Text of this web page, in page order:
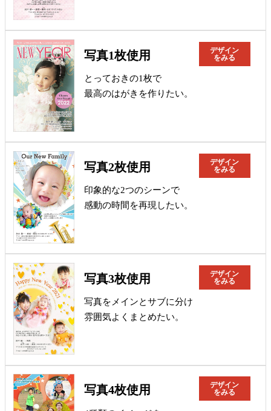
写真1枚使用
デザイン
をみる
とっておきの1枚で
最高のはがきを作りたい。
写真2枚使用
デザイン
をみる
印象的な2つのシーンで
感動の時間を再現したい。
写真3枚使用
デザイン
をみる
写真をメインとサブに分け
雰囲気よくまとめたい。
写真4枚使用
デザイン
をみる